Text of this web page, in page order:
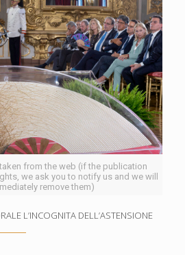
from the web (if the publication
we ask you to notify us and we will
remove them)
L’INCOGNITA DELL’ASTENSIONE